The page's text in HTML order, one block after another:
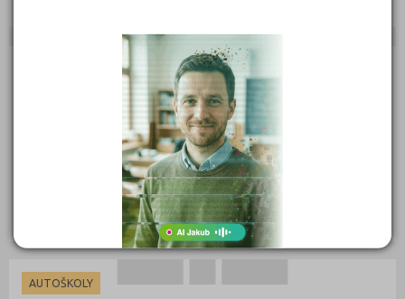
Interaktivní základní škola Varnsdorf, Karlova 1700,
okres Děčín, příspěvková organizace
Karlova 1700, 40747 Varnsdorf
Druh školy: Základní škola
Ředitel: Mgr. Soňa Bunčková
AUTOŠKOLY